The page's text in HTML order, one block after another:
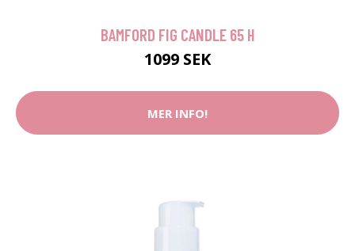
BAMFORD FIG CANDLE 65 H
1099 SEK
MER INFO!